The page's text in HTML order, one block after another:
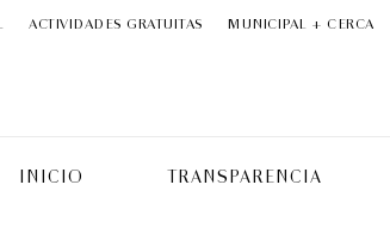
ACTIVIDADES GRATUITAS MUNICIPAL + CERCA
INICIO TRANSPARENCIA